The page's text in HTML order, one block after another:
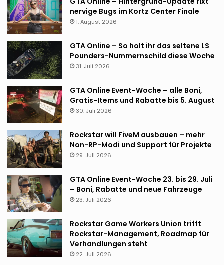
nervige Bugs im Kortz Center Finale
1. August 2026
GTA Online – So holt ihr das seltene LS
Pounders-Nummernschild diese Woche
31. Juli 2026
GTA Online Event-Woche – alle Boni,
Gratis-Items und Rabatte bis 5. August
30. Juli 2026
Rockstar will FiveM ausbauen – mehr
Non-RP-Modi und Support für Projekte
29. Juli 2026
GTA Online Event-Woche 23. bis 29. Juli
– Boni, Rabatte und neue Fahrzeuge
23. Juli 2026
Rockstar Game Workers Union trifft
Rockstar-Management, Roadmap für
Verhandlungen steht
22. Juli 2026